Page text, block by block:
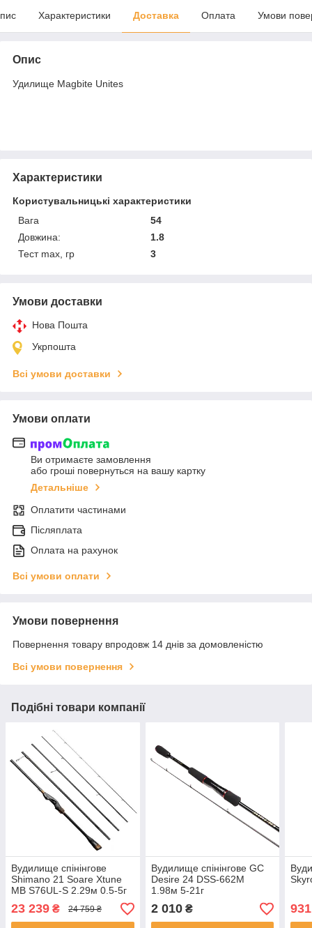
Характеристики Доставка Оплата Умови
Опис
Удилище Magbite Unites
Характеристики
Користувальницькі характеристики
Вага
54
Довжина:
1.8
Тест max, гр
3
Умови доставки
Нова Пошта
Укрпошта
Всі умови доставки
Умови оплати
Ви отримаєте замовлення
або гроші повернуться на вашу картку
Детальніше
Оплатити частинами
Післяплата
Оплата на рахунок
Всі умови оплати
Умови повернення
Повернення товару впродовж 14 днів за домовленістю
Всі умови повернення
Подібні товари компанії
Вудилище спінінгове
Shimano 21 Soare Xtune
MB S76UL-S 2.29м 0.5-5г
23 239 ₴ 24 759 ₴
Вудилище спінінгове GC
Desire 24 DSS-662M
1.98м 5-21г
2 010₴ 931